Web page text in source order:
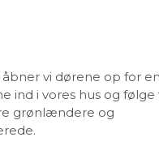
åbner vi dørene op for
ind i vores hus og
grønlændere og